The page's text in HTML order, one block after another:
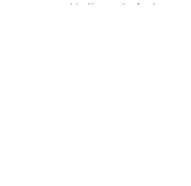
proteger o cidadão e não fingir que